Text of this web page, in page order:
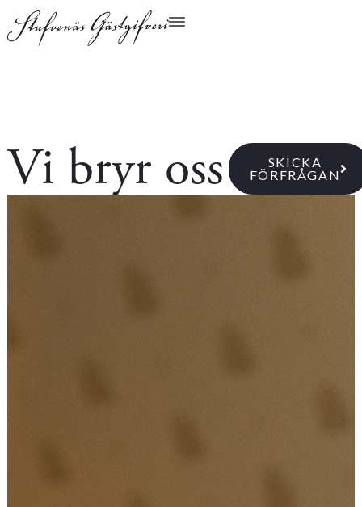
Vi bryr oss
SKICKA
FÖRFRÅGAN